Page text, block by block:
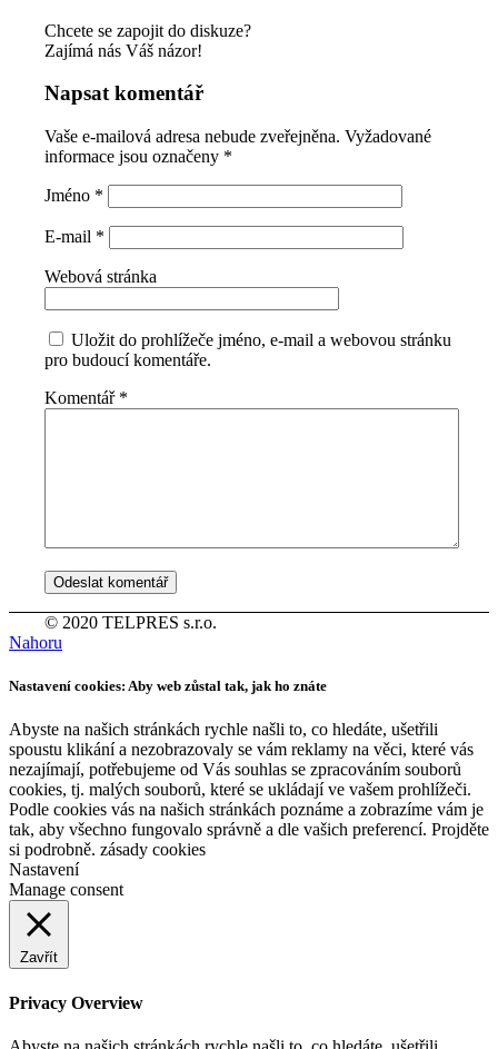
Chcete se zapojit do diskuze?
Zajímá nás Váš názor!
Napsat komentář
Vaše e-mailová adresa nebude zveřejněna. Vyžadované
informace jsou označeny *
Jméno *
E-mail *
Webová stránka
Uložit do prohlížeče jméno, e-mail a webovou stránku
pro budoucí komentáře.
Komentář *
© 2020 TELPRES s.r.o.
Nahoru
Nastavení cookies: Aby web zůstal tak, jak ho znáte
Abyste na našich stránkách rychle našli to, co hledáte, ušetřili
spoustu klikání a nezobrazovaly se vám reklamy na věci, které vás
nezajímají, potřebujeme od Vás souhlas se zpracováním souborů
cookies, tj. malých souborů, které se ukládají ve vašem prohlížeči.
Podle cookies vás na našich stránkách poznáme a zobrazíme vám je
tak, aby všechno fungovalo správně a dle vašich preferencí. Projděte
si podrobně. zásady cookies
Nastavení
Manage consent
Zavřít
Privacy Overview